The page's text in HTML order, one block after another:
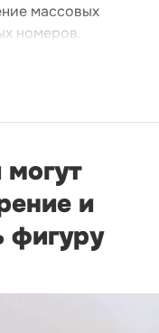
массовых
номеров.
и
фигуру